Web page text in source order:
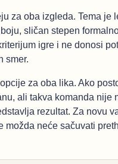
za oba izgleda. Tema je
sličan stepen
igre i ne donosi
smer.
za oba lika. Ako
ali takva komanda nije
rezultat. Za novu
možda neće sačuvati